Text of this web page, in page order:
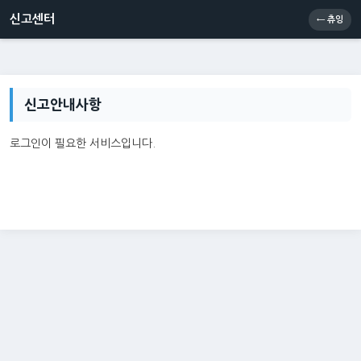
신고센터 메인
신고센터 ← 츄잉
신고안내사항
로그인이 필요한 서비스입니다.